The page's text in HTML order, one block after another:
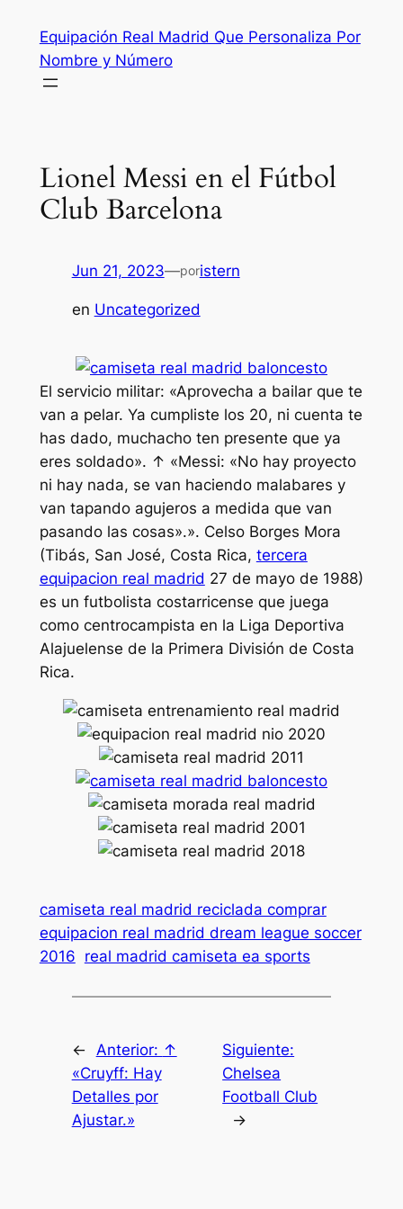
contenido
Equipación Real Madrid Que Personaliza Por
Nombre y Número
Lionel Messi en el Fútbol
Club Barcelona
Jun 21, 2023—poristern
en Uncategorized
El servicio militar: «Aprovecha a bailar que te
van a pelar. Ya cumpliste los 20, ni cuenta te
has dado, muchacho ten presente que ya
eres soldado». ↑ «Messi: «No hay proyecto
ni hay nada, se van haciendo malabares y
van tapando agujeros a medida que van
pasando las cosas».». Celso Borges Mora
(Tibás, San José, Costa Rica, tercera
equipacion real madrid 27 de mayo de 1988)
es un futbolista costarricense que juega
como centrocampista en la Liga Deportiva
Alajuelense de la Primera División de Costa
Rica.
camiseta real madrid reciclada comprar
equipacion real madrid dream league soccer
2016 real madrid camiseta ea sports
← Anterior: ↑
«Cruyff: Hay
Detalles por
Ajustar.»
Siguiente:
Chelsea
Football Club
→